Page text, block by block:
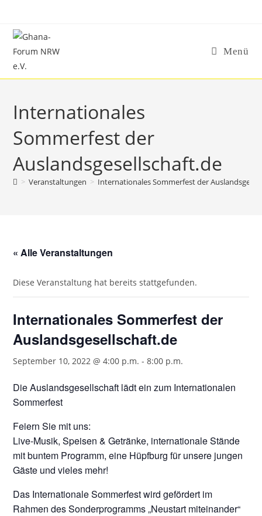
springen
Menü
Internationales
Sommerfest der
Auslandsgesellschaft.de
> Veranstaltungen > Internationales Sommerfest der
« Alle Veranstaltungen
Diese Veranstaltung hat bereits stattgefunden.
Internationales Sommerfest der
Auslandsgesellschaft.de
September 10, 2022 @ 4:00 p.m. -8:00 p.m.
Die Auslandsgesellschaft lädt ein zum Internationalen
Sommerfest
Feiern Sie mit uns:
Live-Musik, Speisen & Getränke, internationale Stände
mit buntem Programm, eine Hüpfburg für unsere jungen
Gäste und vieles mehr!
Das Internationale Sommerfest wird gefördert im
Rahmen des Sonderprogramms „Neustart miteinander“